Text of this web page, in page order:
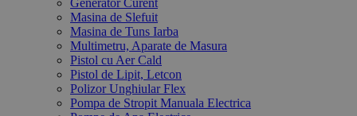
Generator Curent
Masina de Slefuit
Masina de Tuns Iarba
Multimetru, Aparate de Masura
Pistol cu Aer Cald
Pistol de Lipit, Letcon
Polizor Unghiular Flex
Pompa de Stropit Manuala Electrica